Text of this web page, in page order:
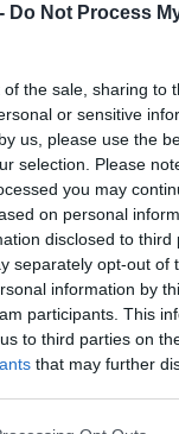
Do Not Process
the sale, sharing to
or sensitive
us, please use the
selection. Please
you may
on personal
disclosed to third
separately opt-out of
information by
participants. This
to third parties on
that may further
app uses one
#cukorbetegség
#vérnyomás
#ekcéma